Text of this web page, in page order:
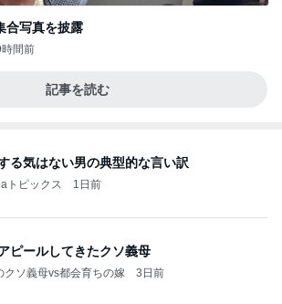
合写真を披露
時間前
記事を読む
る気はない男の典型的な言い訳
トピックス 1日前
ピールしてきたクソ義母
クソ義母vs都会育ちの嫁 3日前